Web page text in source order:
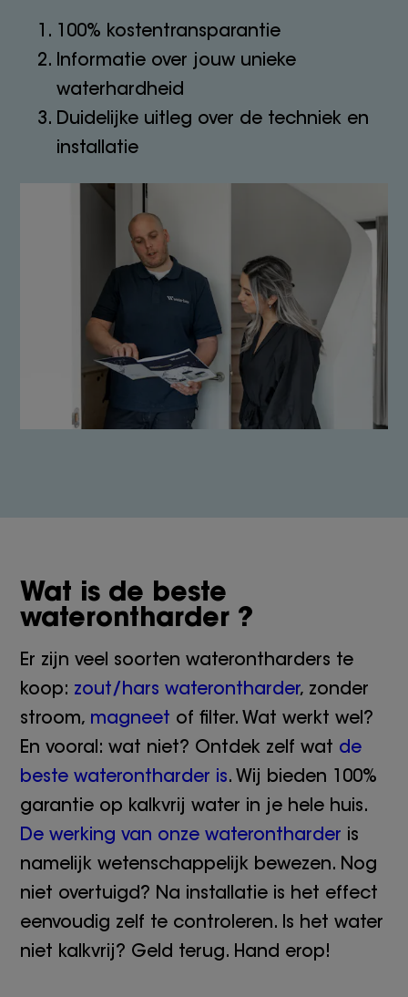
100% kostentransparantie
Informatie over jouw unieke
waterhardheid
Duidelijke uitleg over de techniek en
installatie
Wat is de beste
waterontharder ?
Er zijn veel soorten waterontharders te
koop: zout/hars waterontharder, zonder
stroom, magneet of filter. Wat werkt wel?
En vooral: wat niet? Ontdek zelf wat de
beste waterontharder is. Wij bieden 100%
garantie op kalkvrij water in je hele huis.
De werking van onze waterontharder is
namelijk wetenschappelijk bewezen. Nog
niet overtuigd? Na installatie is het effect
eenvoudig zelf te controleren. Is het water
niet kalkvrij? Geld terug. Hand erop!